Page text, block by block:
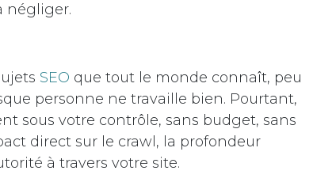
négliger.
SEO que tout le monde connaît, peu
personne ne travaille bien. Pourtant,
sous votre contrôle, sans budget, sans
direct sur le crawl, la profondeur
à travers votre site.